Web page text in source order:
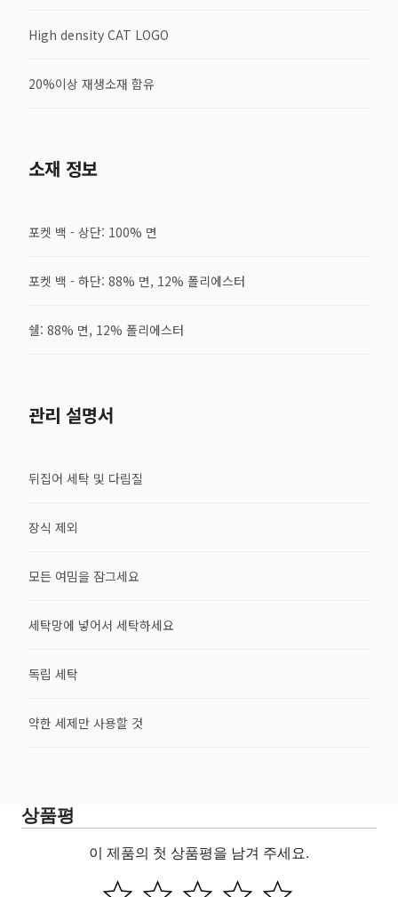
High density CAT LOGO
20%이상 재생소재 함유
소재 정보
포켓 백 - 상단: 100% 면
포켓 백 - 하단: 88% 면, 12% 폴리에스터
쉘: 88% 면, 12% 폴리에스터
관리 설명서
뒤집어 세탁 및 다림질
장식 제외
모든 여밈을 잠그세요
세탁망에 넣어서 세탁하세요
독립 세탁
약한 세제만 사용할 것
상품평
이 제품의 첫 상품평을 남겨 주세요.